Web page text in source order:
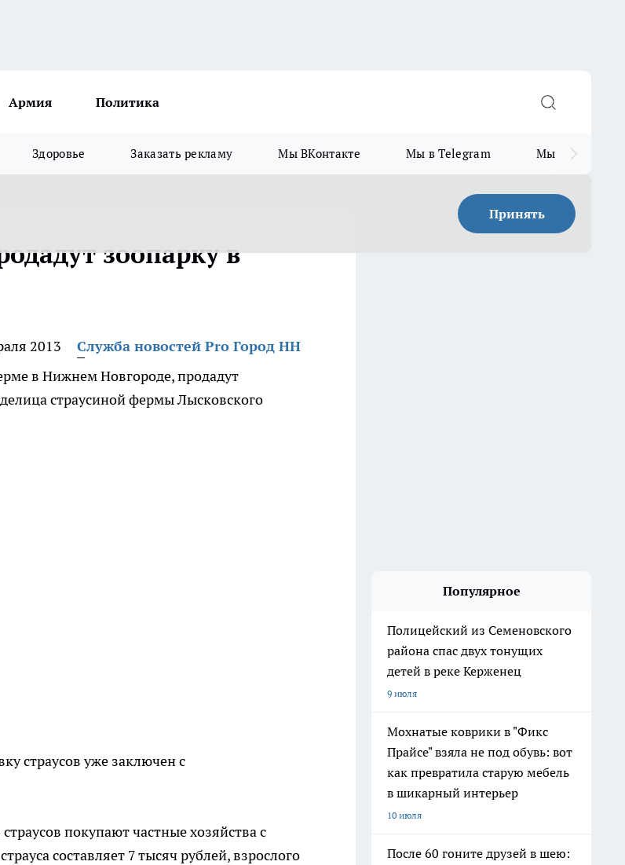
Армия Политика
Здоровье Заказать рекламу Мы ВКонтакте Мы в Telegram Мы в MAX
Принять
зоопарку в
2013
Служба новостей Pro Город НН
в Нижнем Новгороде, продадут
страусиной фермы Лысковского
страусов уже заключен с
покупают частные хозяйства с
составляет 7 тысяч рублей, взрослого
Популярное
Полицейский из Семеновского
района спас двух тонущих
детей в реке Керженец
9 июля
Мохнатые коврики в "Фикс
Прайсе" взяла не под обувь: вот
как превратила старую мебель
в шикарный интерьер
10 июля
После 60 гоните друзей в шею: